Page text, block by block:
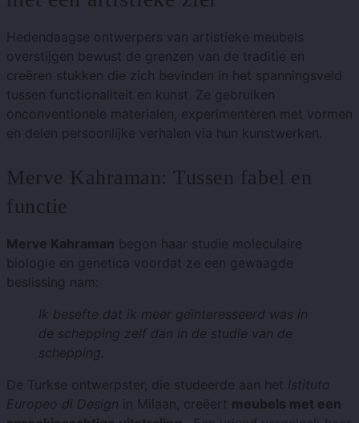
Hedendaagse ontwerpers van artistieke meubels
overstijgen bewust de grenzen van de traditie en
creëren stukken die zich bevinden in het spanningsveld
tussen functionaliteit en kunst. Ze gebruiken
onconventionele materialen, experimenteren met vormen
en delen persoonlijke verhalen via hun kunstwerken.
Merve Kahraman: Tussen fabel en
functie
Merve Kahraman begon haar studie moleculaire
biologie en genetica voordat ze een gewaagde
beslissing nam:
Ik besefte dat ik meer geïnteresseerd was in
de schepping zelf dan in de studie van de
schepping.
De Turkse ontwerpster, die studeerde aan het Istituto
Europeo di Design in Milaan, creëert meubels met een